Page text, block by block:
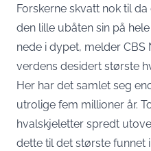
Forskerne skvatt nok til
den lille ubåten sin på
nede i dypet, melder
verdens desidert største
Her har det samlet seg
utrolige fem millioner år.
hvalskjeletter spredt
dette til det største funnet